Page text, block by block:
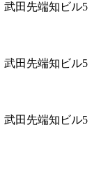
武田先端知ビル5
武田先端知ビル5
武田先端知ビル5